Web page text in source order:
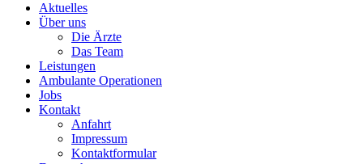
Aktuelles
Über uns
Die Ärzte
Das Team
Leistungen
Ambulante Operationen
Jobs
Kontakt
Anfahrt
Impressum
Kontaktformular